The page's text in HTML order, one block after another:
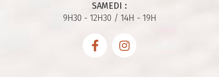
SAMEDI :
9H30 - 12H30 / 14H - 19H